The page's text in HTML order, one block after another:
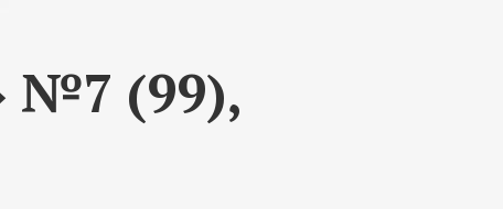
№7 (99),